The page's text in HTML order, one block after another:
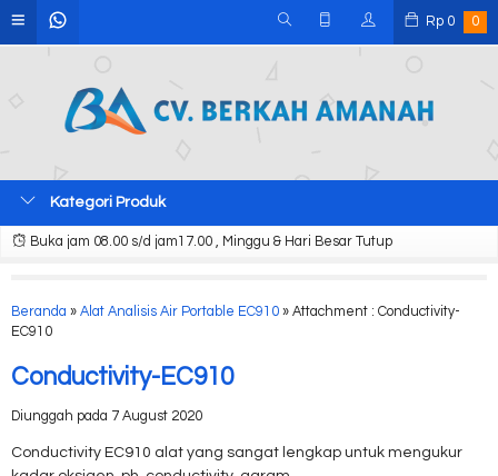
Rp 0 0
Kategori Produk
Buka jam 08.00 s/d jam17.00 , Minggu & Hari Besar Tutup
Beranda » Alat Analisis Air Portable EC910 » Attachment : Conductivity-
EC910
Conductivity-EC910
Diunggah pada 7 August 2020
Conductivity EC910 alat yang sangat lengkap untuk mengukur